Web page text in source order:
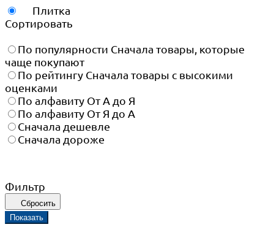
Плитка
Сортировать
По популярности Сначала товары, которые
чаще покупают
По рейтингу Сначала товары с высокими
оценками
По алфавиту От А до Я
По алфавиту От Я до А
Сначала дешевле
Сначала дороже
Фильтр
Сбросить
Показать